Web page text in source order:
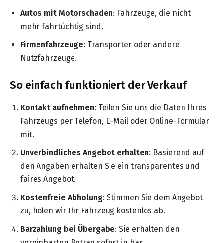
Autos mit Motorschaden: Fahrzeuge, die nicht
mehr fahrtüchtig sind.
Firmenfahrzeuge: Transporter oder andere
Nutzfahrzeuge.
So einfach funktioniert der Verkauf
Kontakt aufnehmen: Teilen Sie uns die Daten Ihres
Fahrzeugs per Telefon, E-Mail oder Online-Formular
mit.
Unverbindliches Angebot erhalten: Basierend auf
den Angaben erhalten Sie ein transparentes und
faires Angebot.
Kostenfreie Abholung: Stimmen Sie dem Angebot
zu, holen wir Ihr Fahrzeug kostenlos ab.
Barzahlung bei Übergabe: Sie erhalten den